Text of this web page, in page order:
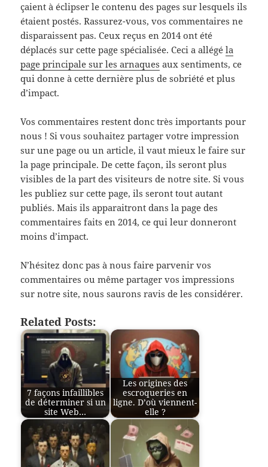
çaient à éclipser le contenu des pages sur lesquels ils
étaient postés. Rassurez-vous, vos commentaires ne
disparaissent pas. Ceux reçus en 2014 ont été
déplacés sur cette page spécialisée. Ceci a allégéla
page principale sur les arnaques aux sentiments, ce
qui donne à cette dernière plus de sobriété et plus
d’impact.
Vos commentaires restent donc très importants pour
nous ! Si vous souhaitez partager votre impression
sur une page ou un article, il vaut mieux le faire sur
la page principale. De cette façon, ils seront plus
visibles de la part des visiteurs de notre site. Si vous
les publiez sur cette page, ils seront tout autant
publiés. Mais ils apparaitront dans la page des
commentaires faits en 2014, ce qui leur donneront
moins d’impact.
N’hésitez donc pas à nous faire parvenir vos
commentaires ou même partager vos impressions
sur notre site, nous saurons ravis de les considérer.
Related Posts:
7 façons infaillibles
de déterminer si un
site Web…
Les origines des
escroqueries en
ligne. D’où viennent-
elle ?